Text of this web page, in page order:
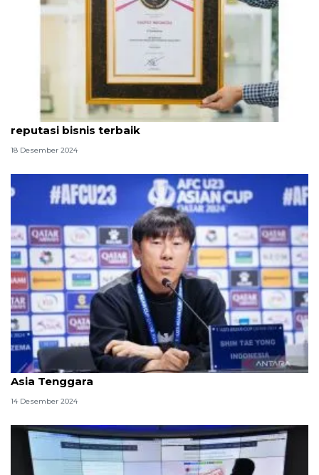
Shopee raih penghargaan e-commerce ber-
reputasi bisnis terbaik
18 Desember 2024
Melihat reputasi para pelatih timnas sepak bola di
Asia Tenggara
14 Desember 2024